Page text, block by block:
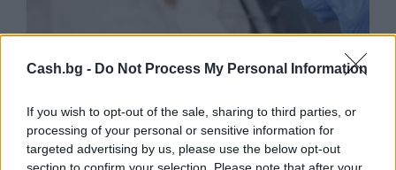
Cash.bg - Do Not Process My Personal Information
If you wish to opt-out of the sale, sharing to third parties, or
processing of your personal or sensitive information for
targeted advertising by us, please use the below opt-out
section to confirm your selection. Please note that after your
Ню Йорк стана 14-ият щат на САЩ, в
06.08.2026 / 16:00